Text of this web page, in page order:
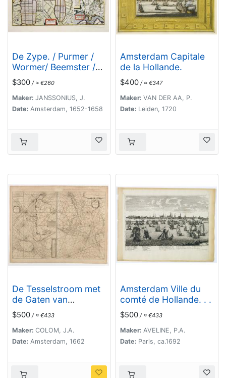
De Zype. / Purmer /
Wormer/ Beemster /
Waterland.
$300 / ≈ €260
Maker: JANSSONIUS, J.
Date: Amsterdam, 1652-1658
Amsterdam Capitale
de la Hollande.
$400 / ≈ €347
Maker: VAN DER AA, P.
Date: Leiden, 1720
De Tesselstroom met
de Gaten van
Marsdiep./ De Mase
met. . .
$500 / ≈ €433
Maker: COLOM, J.A.
Date: Amsterdam, 1662
Amsterdam Ville du
comté de Hollande. . .
$500 / ≈ €433
Maker: AVELINE, P.A.
Date: Paris, ca.1692